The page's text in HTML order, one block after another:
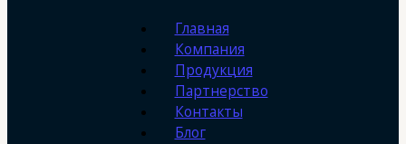
Главная
Компания
Продукция
Партнерство
Контакты
Блог